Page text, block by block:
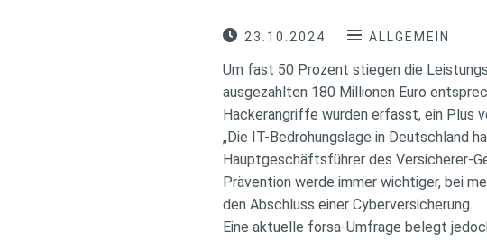
23.10.2024 ALLGEMEIN
Um fast 50 Prozent stiegen die
ausgezahlten 180 Millionen Euro
Hackerangriffe wurden erfasst, ein Plus
„Die IT-Bedrohungslage in Deutschland
Hauptgeschäftsführer des Versicherer-
Prävention werde immer wichtiger, bei
den Abschluss einer Cyberversicherung.
Eine aktuelle forsa-Umfrage belegt